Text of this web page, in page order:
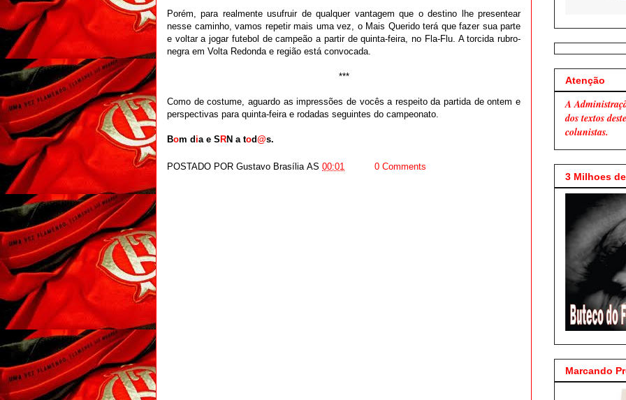
Porém, para realmente usufruir de qualquer vantagem que o destino lhe presentear
nesse caminho, vamos repetir mais uma vez, o Mais Querido terá que fazer sua parte
e voltar a jogar futebol de campeão a partir de quinta-feira, no Fla-Flu. A torcida rubro-
negra em Volta Redonda e região está convocada.
***
Como de costume, aguardo as impressões de vocês a respeito da partida de ontem e
perspectivas para quinta-feira e rodadas seguintes do campeonato.
Bom dia e S RN a tod@s.
POSTADO POR Gustavo Brasília AS 00:01 0 Comments
Atenção
A
dos textos
colunistas.
3 Milhoes
Marcando